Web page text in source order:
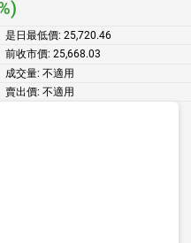
是日最低價: 25,720.46
前收市價: 25,668.03
成交量: 不適用
賣出價: 不適用